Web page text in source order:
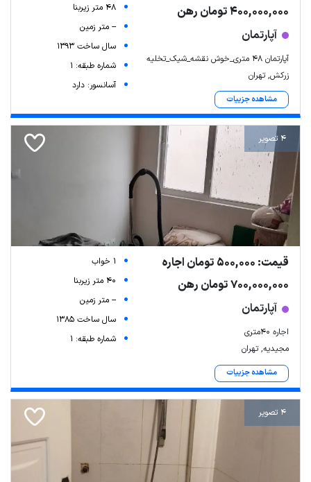
400,000,000 تومان رهن
آپارتمان
آپارتمان ۴۸ متری_خوش نقشه_شیک_تخلیه
زرکش, تهران
مشاهده جزییات
48 متر زیربنا
-- متر زمین
سال ساخت 1393
شماره طبقه: 1
آسانسور: دارد
4 تصویر
قیمت: 500,000 تومان اجاره
700,000,000 تومان رهن
آپارتمان
اجاره ۴۰متری
مجیدیه, تهران
مشاهده جزییات
1 خواب
40 متر زیربنا
-- متر زمین
سال ساخت 1385
شماره طبقه: 1
4 تصویر